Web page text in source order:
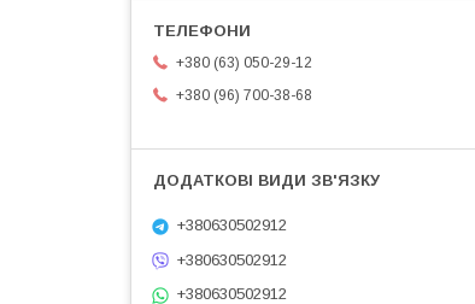
+380 (63) 050-29-12
+380 (96) 700-38-68
+380630502912
+380630502912
+380630502912